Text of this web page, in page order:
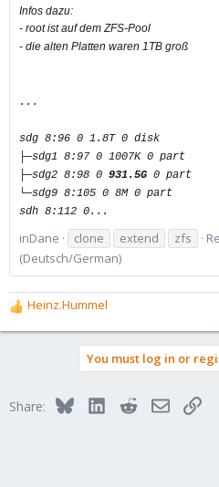
Infos dazu:
- root ist auf dem ZFS-Pool
- die alten Platten waren 1TB groß
...
sdg 8:96 0 1.8T 0 disk
├─sdg1 8:97 0 1007K 0 part
├─sdg2 8:98 0 931.5G 0 part
└─sdg9 8:105 0 8M 0 part
sdh 8:112 0...
inDane clone extend zfs
(Deutsch/German)
R
e
o
Heinz.Hummel
You must log in or
Share: BlueskyLinkedInRedditEmailLink